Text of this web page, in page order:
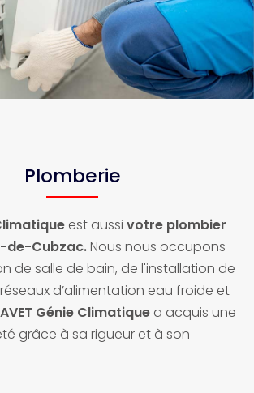
Plomberie
est aussi votre plombier
de-Cubzac.Nous nous occupons
de salle de bain, de l'installation de
d’alimentation eau froide et
Génie Climatique a acquis une
grâce à sa rigueur et à son